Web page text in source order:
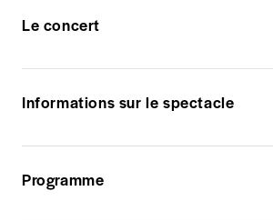
Le concert
Informations sur le spectacle
Programme